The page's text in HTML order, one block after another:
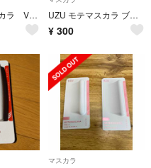
UZU モテマスカラ VOL.7 UZU モテマスカラ ブラウン
¥ 300
マスカラ